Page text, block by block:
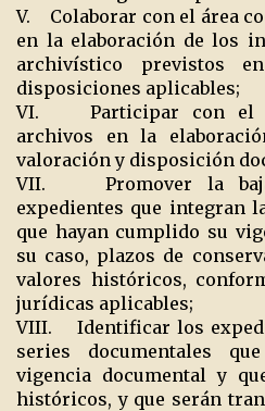
V. Colaborar con el área
en la elaboración de los
archivístico previstos
disposiciones aplicables;
VI. Participar con el
archivos en la
valoración y disposición
VII. Promover la baja
expedientes que integran
que hayan cumplido su
su caso, plazos de
valores históricos,
jurídicas aplicables;
VIII. Identificar los
series documentales
vigencia documental y
históricos, y que serán